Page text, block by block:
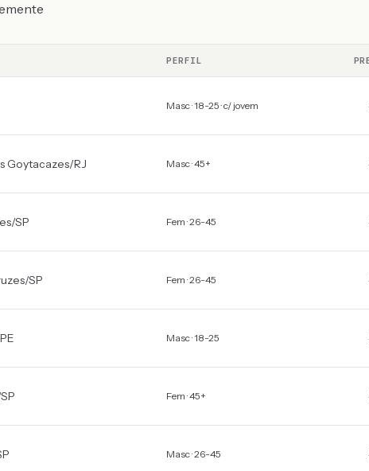
PERFIL
Masc · 18-25 · c/ jovem
Goytacazes/RJ Masc · 45+
/SP Fem · 26-45
/SP Fem · 26-45
PE Masc · 18-25
SP Fem · 45+
Masc · 26-45